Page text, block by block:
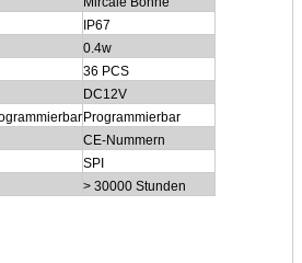
IP67
0.4w
36 PCS
DC12V
Programmierbar
CE-Nummern
SPI
> 30000 Stunden